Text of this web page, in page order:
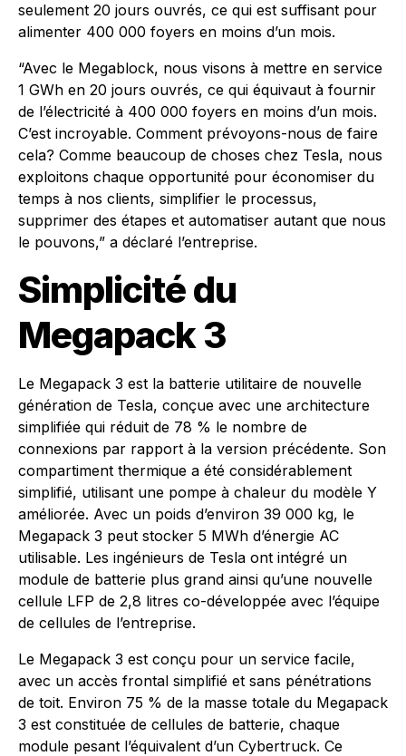
seulement 20 jours ouvrés, ce qui est suffisant pour
alimenter 400 000 foyers en moins d’un mois.
“Avec le Megablock, nous visons à mettre en service
1 GWh en 20 jours ouvrés, ce qui équivaut à fournir
de l’électricité à 400 000 foyers en moins d’un mois.
C’est incroyable. Comment prévoyons-nous de faire
cela? Comme beaucoup de choses chez Tesla, nous
exploitons chaque opportunité pour économiser du
temps à nos clients, simplifier le processus,
supprimer des étapes et automatiser autant que nous
le pouvons,” a déclaré l’entreprise.
Simplicité du
Megapack 3
Le Megapack 3 est la batterie utilitaire de nouvelle
génération de Tesla, conçue avec une architecture
simplifiée qui réduit de 78 % le nombre de
connexions par rapport à la version précédente. Son
compartiment thermique a été considérablement
simplifié, utilisant une pompe à chaleur du modèle Y
améliorée. Avec un poids d’environ 39 000 kg, le
Megapack 3 peut stocker 5 MWh d’énergie AC
utilisable. Les ingénieurs de Tesla ont intégré un
module de batterie plus grand ainsi qu’une nouvelle
cellule LFP de 2,8 litres co-développée avec l’équipe
de cellules de l’entreprise.
Le Megapack 3 est conçu pour un service facile,
avec un accès frontal simplifié et sans pénétrations
de toit. Environ 75 % de la masse totale du Megapack
3 est constituée de cellules de batterie, chaque
module pesant l’équivalent d’un Cybertruck. Ce